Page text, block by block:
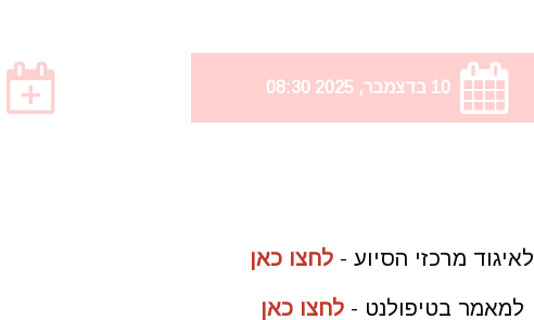
10 בדצמבר, 2025 08:30
לאיגוד מרכזי הסיוע - לחצו כאן
למאמר בטיפולנט -לחצו כאן